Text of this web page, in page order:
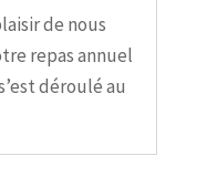
de nous
repas annuel
déroulé au